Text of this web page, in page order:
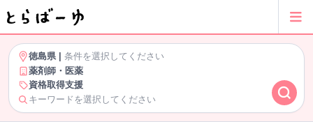
徳島県| 条件を選択してください
薬剤師・医薬
資格取得支援
キーワードを選択してください